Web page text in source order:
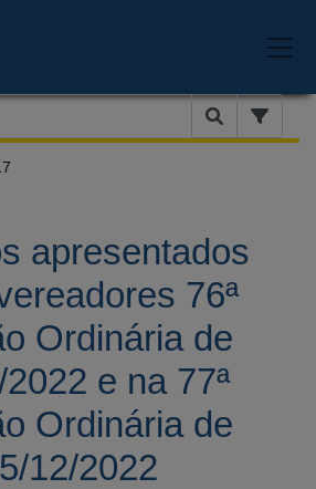
apresentados
76ª
Ordinária de
e na 77ª
Ordinária de
12/2022